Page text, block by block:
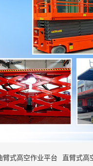
臂式高空作业平台 直臂式高